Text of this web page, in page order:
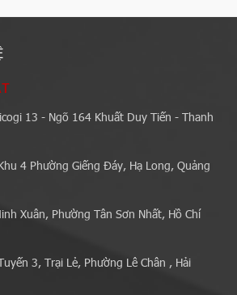
13 - Ngõ 164 Khuất Duy Tiến - Thanh
4 Phường Giếng Đáy, Hạ Long, Quảng
Xuân, Phường Tân Sơn Nhất, Hồ Chí
3, Trại Lẻ, Phường Lê Chân , Hải